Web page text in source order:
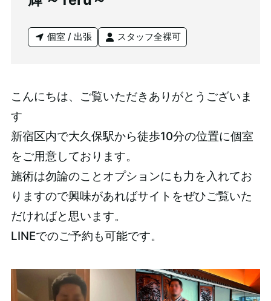
個室 / 出張 スタッフ全裸可
こんにちは、ご覧いただきありがとうございま
す
新宿区内で大久保駅から徒歩10分の位置に個室
をご用意しております。
施術は勿論のことオプションにも力を入れてお
りますので興味があればサイトをぜひご覧いた
だければと思います。
LINEでのご予約も可能です。